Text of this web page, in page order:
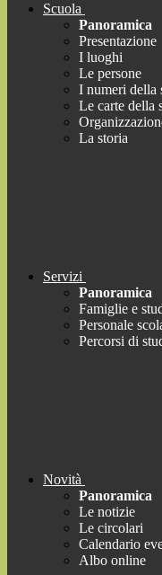
Scuola
Panoramica
Presentazione
I luoghi
Le persone
I numeri della
Le carte della
La storia
Servizi
Panoramica
Famiglie e
Personale
Percorsi di
Novità
Panoramica
Le notizie
Le circolari
Calendario
Albo online